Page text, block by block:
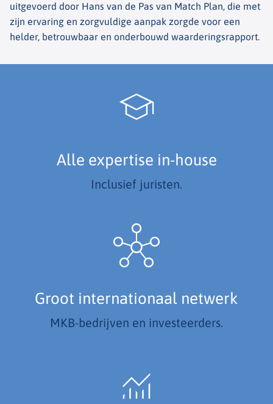
uitgevoerd door Hans van de Pas van Match Plan, die met
zijn ervaring en zorgvuldige aanpak zorgde voor een
helder, betrouwbaar en onderbouwd waarderingsrapport.
Alle expertise in-house
Inclusief juristen.
Groot internationaal netwerk
MKB-bedrijven en investeerders.